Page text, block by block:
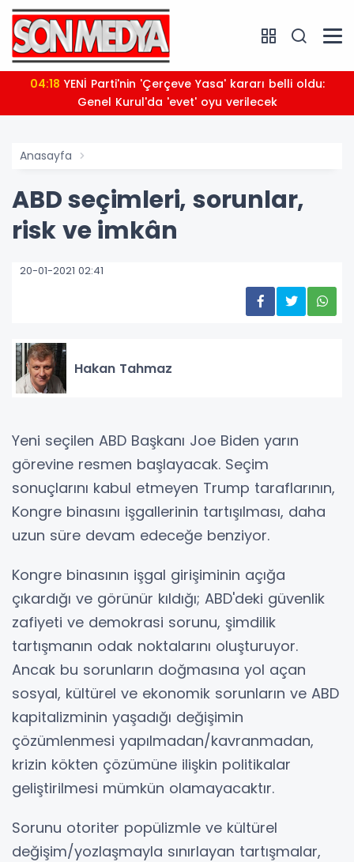
04:18
Genel Kurul'da 'evet' oyu verilecek
Anasayfa
ABD seçimleri, sorunlar,
risk ve imkân
20-01-2021 02:41
Hakan Tahmaz
Yeni seçilen ABD Başkanı Joe Biden yarın
görevine resmen başlayacak. Seçim
sonuçlarını kabul etmeyen Trump taraflarının,
Kongre binasını işgallerinin tartışılması, daha
uzun süre devam edeceğe benziyor.
Kongre binasının işgal girişiminin açığa
çıkardığı ve görünür kıldığı; ABD'deki güvenlik
zafiyeti ve demokrasi sorunu, şimdilik
tartışmanın odak noktalarını oluşturuyor.
Ancak bu sorunların doğmasına yol açan
sosyal, kültürel ve ekonomik sorunların ve ABD
kapitalizminin yaşadığı değişimin
çözümlenmesi yapılmadan/kavranmadan,
krizin kökten çözümüne ilişkin politikalar
geliştirilmesi mümkün olamayacaktır.
Sorunu otoriter popülizmle ve kültürel
değişim/yozlaşmayla sınırlayan tartışmalar,